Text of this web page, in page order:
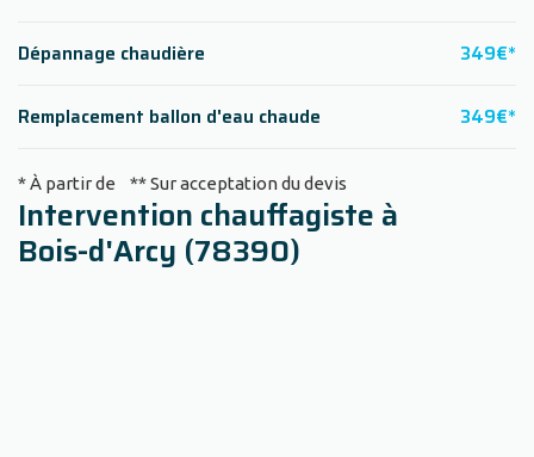
Dépannage chaudière 349€*
Remplacement ballon d'eau chaude 349€*
* À partir de ** Sur acceptation du devis
Intervention chauffagiste à
Bois-d'Arcy (78390)